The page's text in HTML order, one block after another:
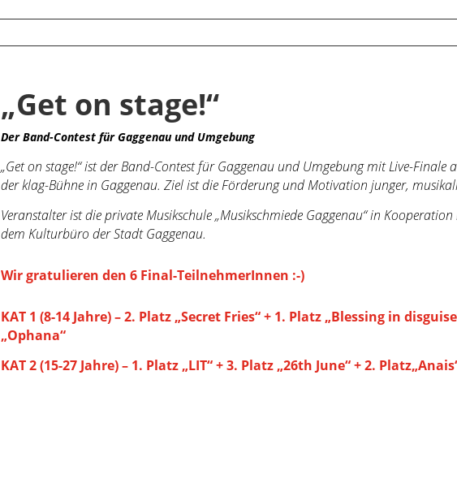
„Get on stage!“
Der Band-Contest für Gaggenau und Umgebung
„Get on stage!“ ist der Band-Contest für Gaggenau und Umgebung mit Live-
der klag-Bühne in Gaggenau. Ziel ist die Förderung und Motivation junger,
Veranstalter ist die private Musikschule „Musikschmiede Gaggenau“ in
dem Kulturbüro der Stadt Gaggenau.
Wir gratulieren den 6 Final-TeilnehmerInnen :-)
KAT 1 (8-14 Jahre) – 2. Platz „Secret Fries“ + 1. Platz „Blessing in
„Ophana“
KAT 2 (15-27 Jahre) – 1. Platz „LIT“ + 3. Platz „26th June“ + 2.